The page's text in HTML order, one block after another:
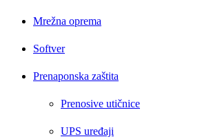
Mrežna oprema
Softver
Prenaponska zaštita
Prenosive utičnice
UPS uređaji